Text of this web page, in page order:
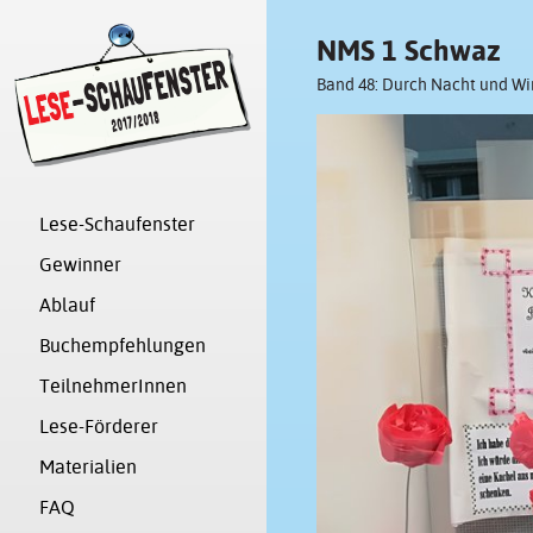
Lese-Schaufenster
Gewinner
Ablauf
Buchempfehlungen
TeilnehmerInnen
Lese-Förderer
Materialien
FAQ
NMS 1 Schwaz
Band 48: Durch Nacht und